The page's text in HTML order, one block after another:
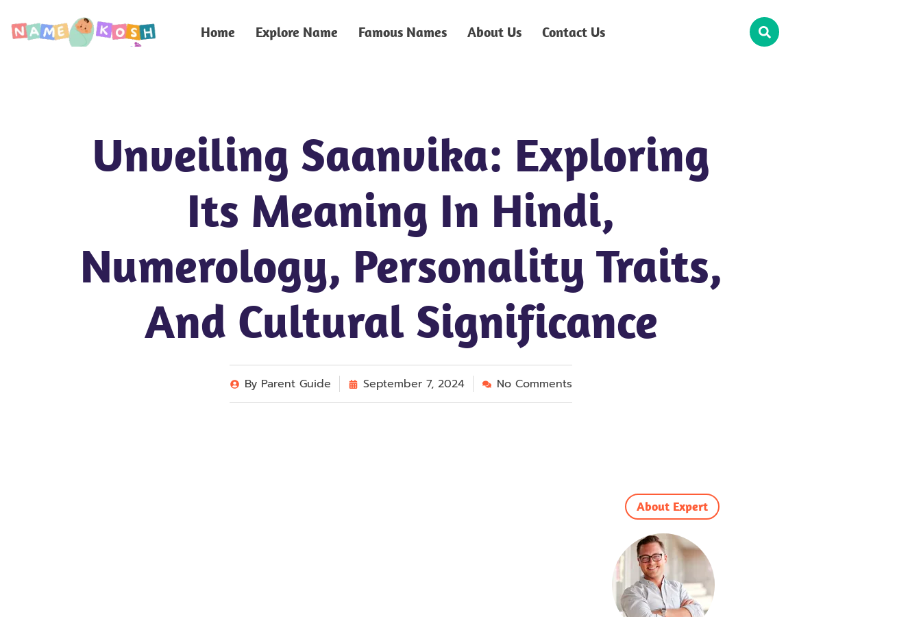
Home Explore Name Famous Names About Us Contact Us
Unveiling Saanvika: Exploring
Its Meaning In Hindi,
Numerology, Personality Traits,
And Cultural Significance
ByParent Guide September 7, 2024 No Comments
About Expert